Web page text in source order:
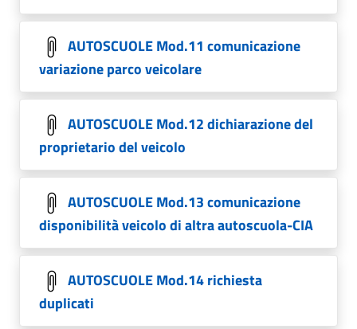
AUTOSCUOLE Mod.11 comunicazione
variazione parco veicolare
AUTOSCUOLE Mod.12 dichiarazione del
proprietario del veicolo
AUTOSCUOLE Mod.13 comunicazione
disponibilità veicolo di altra autoscuola-CIA
AUTOSCUOLE Mod.14 richiesta
duplicati